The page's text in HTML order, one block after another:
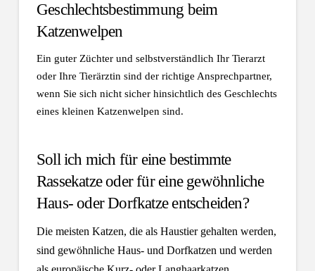
Geschlechtsbestimmung beim
Katzenwelpen
Ein guter Züchter und selbstverständlich Ihr Tierarzt
oder Ihre Tierärztin sind der richtige Ansprechpartner,
wenn Sie sich nicht sicher hinsichtlich des Geschlechts
eines kleinen Katzenwelpen sind.
Soll ich mich für eine bestimmte
Rassekatze oder für eine gewöhnliche
Haus- oder Dorfkatze entscheiden?
Die meisten Katzen, die als Haustier gehalten werden,
sind gewöhnliche Haus- und Dorfkatzen und werden